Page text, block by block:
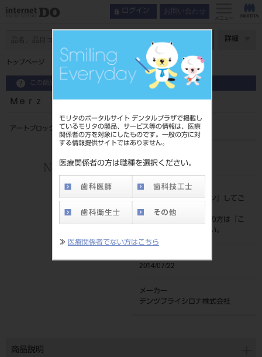
モリタのポータルサイト デンタルプラザで掲載し
ているモリタの製品、サービス等の情報は、医療
関係者の方を対象にしたものです。一般の方に対
する情報提供サイトではありません。
医療関係者の方は職種を選択ください。
≫ 医療関係者でない方はこちら
ログイン お問い合わせ
メニュー
詳細
トップページ Ｍｅｒｚ アートブロックテンプ（１０入）
この商品に関するお問い合わせ
Ｍｅｒｚ アートブロックテンプ（１０入）
アートブロックテンプ 10入
206450292
標準価格
ログイン
』してご
覧ください。
ネット会員登録がまだの方は『
こ
』より登録ください。
2014/07/22
メーカー
デンツプライシロナ株式会社
商品説明